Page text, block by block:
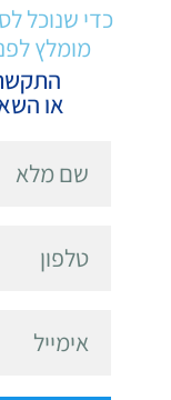
כדי שנוכל
מומלץ
התקשרו
או